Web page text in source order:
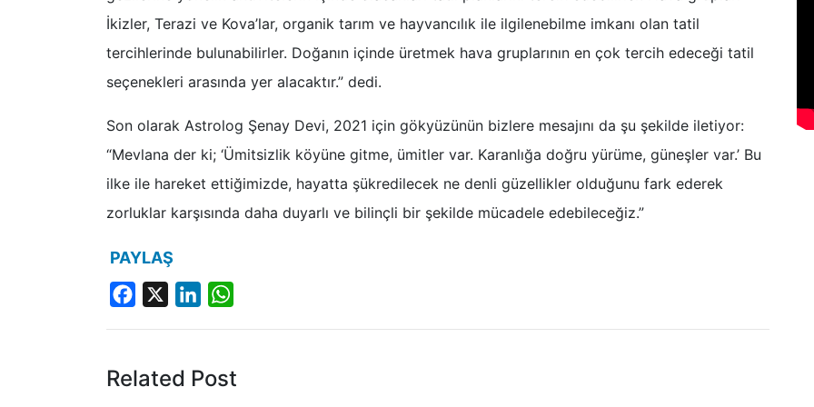
İkizler, Terazi ve Kova’lar, organik tarım ve hayvancılık ile ilgilenebilme imkanı olan tatil
tercihlerinde bulunabilirler. Doğanın içinde üretmek hava gruplarının en çok tercih edeceği tatil
seçenekleri arasında yer alacaktır.” dedi.
Son olarak Astrolog Şenay Devi, 2021 için gökyüzünün bizlere mesajını da şu şekilde iletiyor:
“Mevlana der ki; ‘Ümitsizlik köyüne gitme, ümitler var. Karanlığa doğru yürüme, güneşler var.’ Bu
ilke ile hareket ettiğimizde, hayatta şükredilecek ne denli güzellikler olduğunu fark ederek
zorluklar karşısında daha duyarlı ve bilinçli bir şekilde mücadele edebileceğiz.”
PAYLAŞ
Facebook LinkedIn
Related Post